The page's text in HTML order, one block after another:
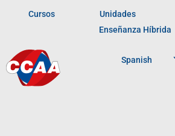
Cursos Unidades
Enseñanza Híbrida
Spanish